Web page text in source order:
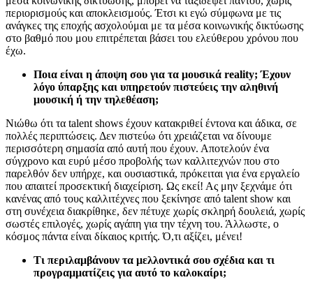
περιορισμούς και αποκλεισμούς. Έτσι κι εγώ σύμφωνα με τις
ανάγκες της εποχής ασχολούμαι με τα μέσα κοινωνικής δικτύωσης
στο βαθμό που μου επιτρέπεται βάσει του ελεύθερου χρόνου που
έχω.
Ποια είναι η άποψη σου για τα μουσικά reality; Έχουν
λόγο ύπαρξης και υπηρετούν πιστεύεις την αληθινή
μουσική ή την τηλεθέαση;
Νιώθω ότι τα talent shows έχουν κατακριθεί έντονα και άδικα, σε
πολλές περιπτώσεις. Δεν πιστεύω ότι χρειάζεται να δίνουμε
περισσότερη σημασία από αυτή που έχουν. Αποτελούν ένα
σύγχρονο και ευρύ μέσο προβολής των καλλιτεχνών που στο
παρελθόν δεν υπήρχε, και ουσιαστικά, πρόκειται για ένα εργαλείο
που απαιτεί προσεκτική διαχείριση. Ως εκεί! Ας μην ξεχνάμε ότι
κανένας από τους καλλιτέχνες που ξεκίνησε από talent show και
στη συνέχεια διακρίθηκε, δεν πέτυχε χωρίς σκληρή δουλειά, χωρίς
σωστές επιλογές, χωρίς αγάπη για την τέχνη του. Άλλωστε, ο
κόσμος πάντα είναι δίκαιος κριτής. Ό,τι αξίζει, μένει!
Τι περιλαμβάνουν τα μελλοντικά σου σχέδια και τι
προγραμματίζεις για αυτό το καλοκαίρι;